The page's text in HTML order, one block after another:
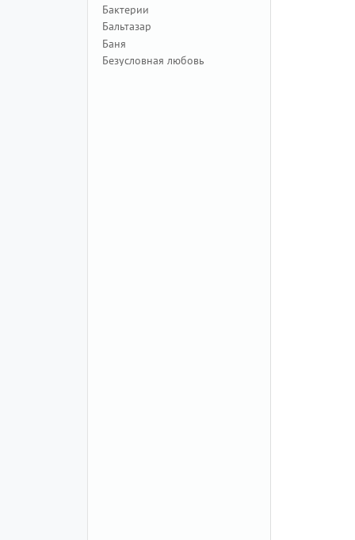
Бактерии
Бальтазар
Баня
Безусловная любовь